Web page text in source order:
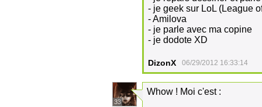
- je geek sur LoL (League
- Amilova
- je parle avec ma copine
- je dodote XD
DizonX 06/29/2012 16:33:14
33
Whow ! Moi c'est :